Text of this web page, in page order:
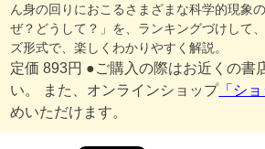
ん身の回りにおこるさまざまな科学的現象
ぜ？どうして？」を、ランキングづけして
ズ形式で、楽しくわかりやすく解説。
定価 893円 ●ご購入の際はお近くの書
い。 また、オンラインショップ「ショ
めいただけます。